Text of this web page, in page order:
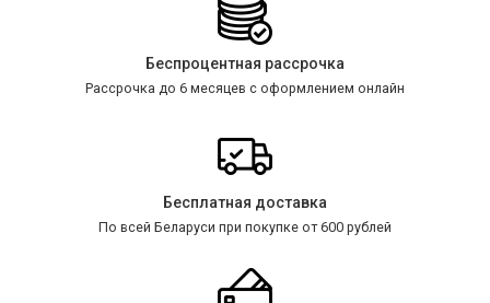
Беспроцентная рассрочка
Рассрочка до 6 месяцев с оформлением онлайн
Бесплатная доставка
По всей Беларуси при покупке от 600 рублей